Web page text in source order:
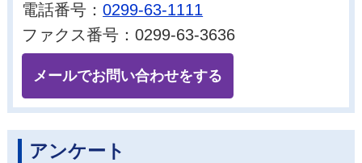
電話番号：0299-63-1111
ファクス番号：0299-63-3636
メールでお問い合わせをする
アンケート